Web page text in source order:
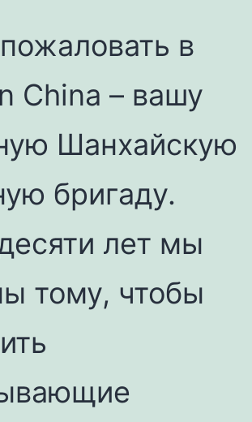
в
China – вашу
Шанхайскую
бригаду.
лет мы
тому, чтобы